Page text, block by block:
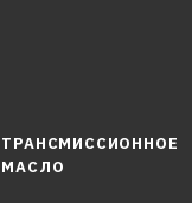
ТРАНСМИССИОННОЕ
МАСЛО